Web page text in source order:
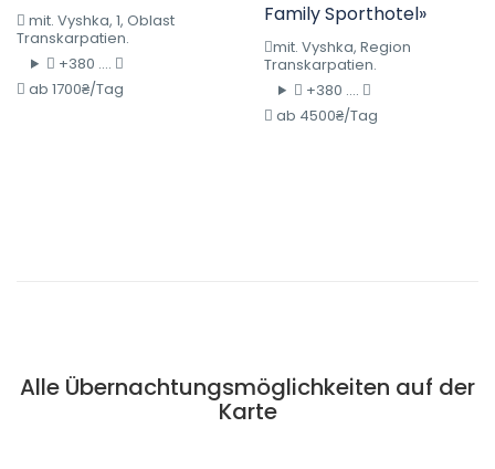
mit. Vyshka, 1, Oblast
Transkarpatien.
+380 ....
ab 1700₴/Tag
Family Sporthotel»
mit. Vyshka, Region
Transkarpatien.
+380 ....
ab 4500₴/Tag
Alle Übernachtungsmöglichkeiten auf der
Karte